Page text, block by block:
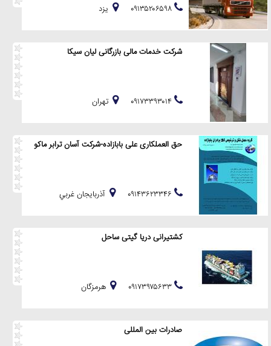
يزد
شرکت خدمات مالی بازرگانی لیان سیکا
تهران
حق العملکاری علی بابازاده-شرکت آسان ترابر ماکو
آذربايجان غربي
کشتیرانی دریا گیتی ساحل
هرمزگان
صادرات بین المللی